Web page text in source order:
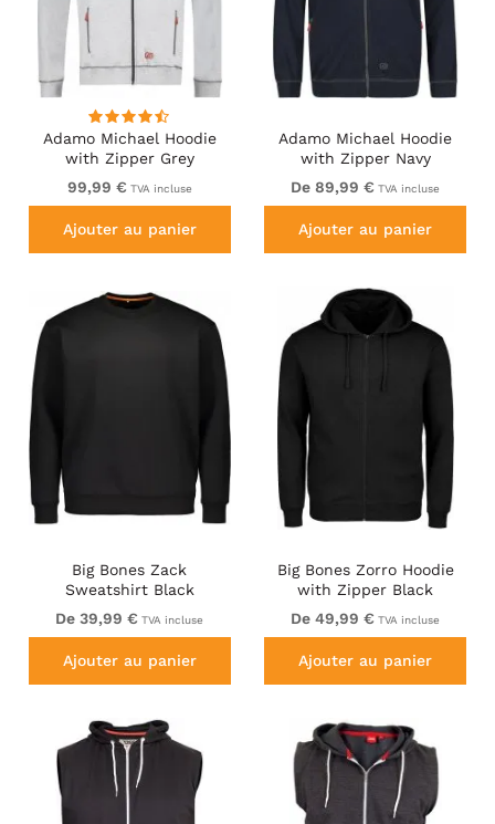
Adamo Michael Hoodie
with Zipper Grey
99,99 € TVA incluse
Ajouter au panier
Adamo Michael Hoodie
with Zipper Navy
De 89,99 € TVA incluse
Ajouter au panier
Big Bones Zack
Sweatshirt Black
De 39,99 € TVA incluse
Ajouter au panier
Big Bones Zorro Hoodie
with Zipper Black
De 49,99 € TVA incluse
Ajouter au panier